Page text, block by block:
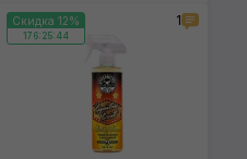
Скидка 12%
176:25:44
1